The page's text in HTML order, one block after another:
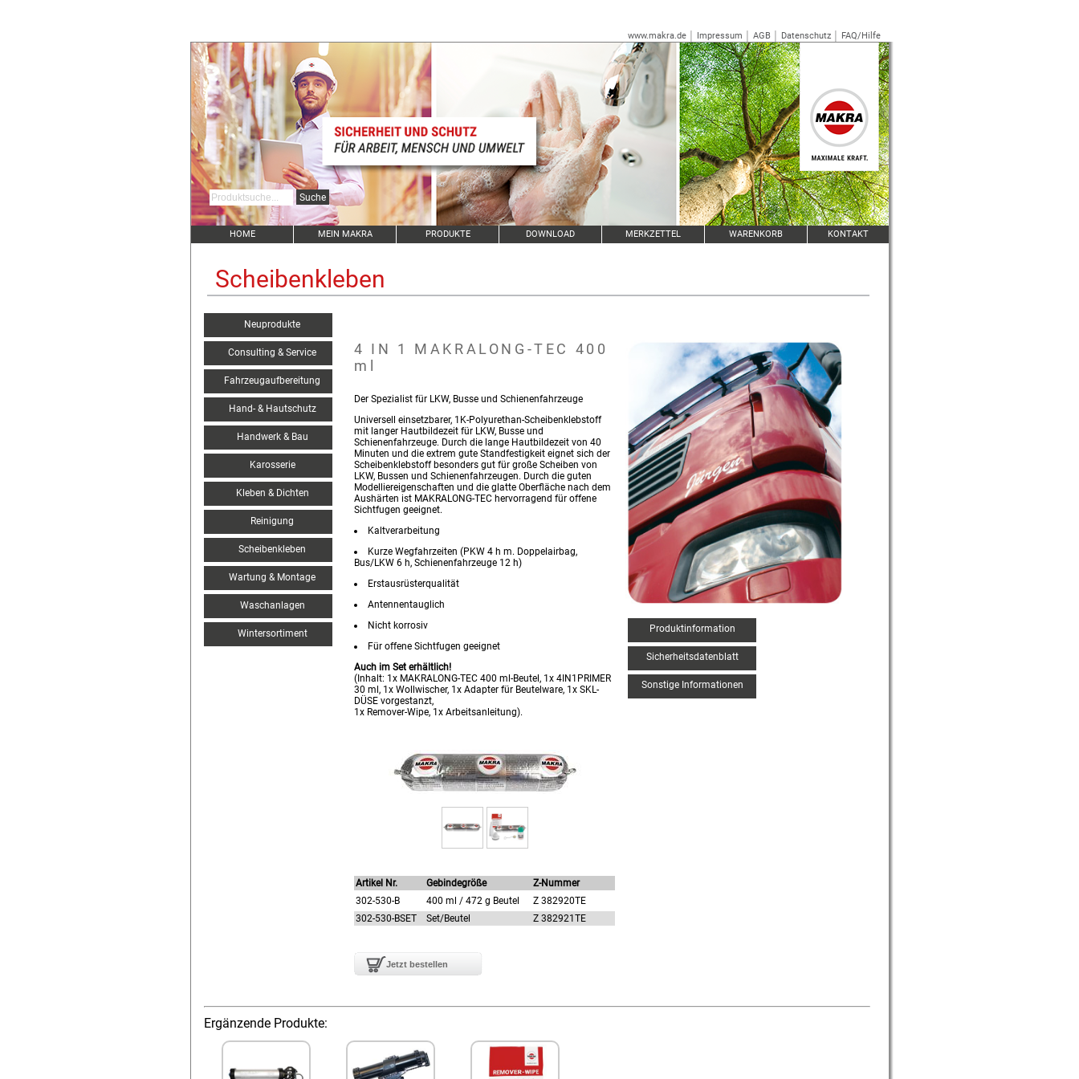
www.makra.de Impressum AGB Datenschutz FAQ/Hilfe
HOME MEIN MAKRA PRODUKTE DOWNLOAD MERKZETTEL WARENKORB KONTAKT
Scheibenkleben
Neuprodukte
Consulting & Service
Fahrzeugaufbereitung
Hand- & Hautschutz
Handwerk & Bau
Karosserie
Kleben & Dichten
Reinigung
Scheibenkleben
Wartung & Montage
Waschanlagen
Wintersortiment
4 IN 1 MAKRALONG-TEC 400
ml
Der Spezialist für LKW, Busse und Schienenfahrzeuge
Universell einsetzbarer, 1K-Polyurethan-Scheibenklebstoff
mit langer Hautbildezeit für LKW, Busse und
Schienenfahrzeuge. Durch die lange Hautbildezeit von 40
Minuten und die extrem gute Standfestigkeit eignet sich der
Scheibenklebstoff besonders gut für große Scheiben von
LKW, Bussen und Schienenfahrzeugen. Durch die guten
Modelliereigenschaften und die glatte Oberfläche nach dem
Aushärten ist MAKRALONG-TEC hervorragend für offene
Sichtfugen geeignet.
Kaltverarbeitung
Kurze Wegfahrzeiten (PKW 4 h m. Doppelairbag,
Bus/LKW 6 h, Schienenfahrzeuge 12 h)
Erstausrüsterqualität
Antennentauglich
Nicht korrosiv
Für offene Sichtfugen geeignet
Auch im Set erhältlich!
(Inhalt: 1x MAKRALONG-TEC 400 ml-Beutel, 1x 4IN1PRIMER
30 ml, 1x Wollwischer, 1x Adapter für Beutelware, 1x SKL-
DÜSE vorgestanzt,
1x Remover-Wipe, 1x Arbeitsanleitung).
Artikel Nr. Gebindegröße
Z-Nummer
302-530-B
400 ml / 472 g Beutel
Z 382920TE
302-530-BSET
Set/Beutel Z 382921TE
Produktinformation
Sicherheitsdatenblatt
Sonstige Informationen
Ergänzende Produkte: